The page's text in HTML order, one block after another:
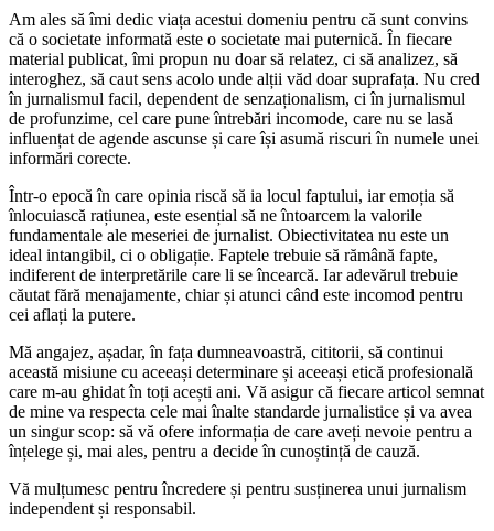
Am ales să îmi dedic viața acestui domeniu pentru că sunt convins
că o societate informată este o societate mai puternică. În fiecare
material publicat, îmi propun nu doar să relatez, ci să analizez, să
interoghez, să caut sens acolo unde alții văd doar suprafața. Nu cred
în jurnalismul facil, dependent de senzaționalism, ci în jurnalismul
de profunzime, cel care pune întrebări incomode, care nu se lasă
influențat de agende ascunse și care își asumă riscuri în numele unei
informări corecte.
Într-o epocă în care opinia riscă să ia locul faptului, iar emoția să
înlocuiască rațiunea, este esențial să ne întoarcem la valorile
fundamentale ale meseriei de jurnalist. Obiectivitatea nu este un
ideal intangibil, ci o obligație. Faptele trebuie să rămână fapte,
indiferent de interpretările care li se încearcă. Iar adevărul trebuie
căutat fără menajamente, chiar și atunci când este incomod pentru
cei aflați la putere.
Mă angajez, așadar, în fața dumneavoastră, cititorii, să continui
această misiune cu aceeași determinare și aceeași etică profesională
care m-au ghidat în toți acești ani. Vă asigur că fiecare articol semnat
de mine va respecta cele mai înalte standarde jurnalistice și va avea
un singur scop: să vă ofere informația de care aveți nevoie pentru a
înțelege și, mai ales, pentru a decide în cunoștință de cauză.
Vă mulțumesc pentru încredere și pentru susținerea unui jurnalism
independent și responsabil.